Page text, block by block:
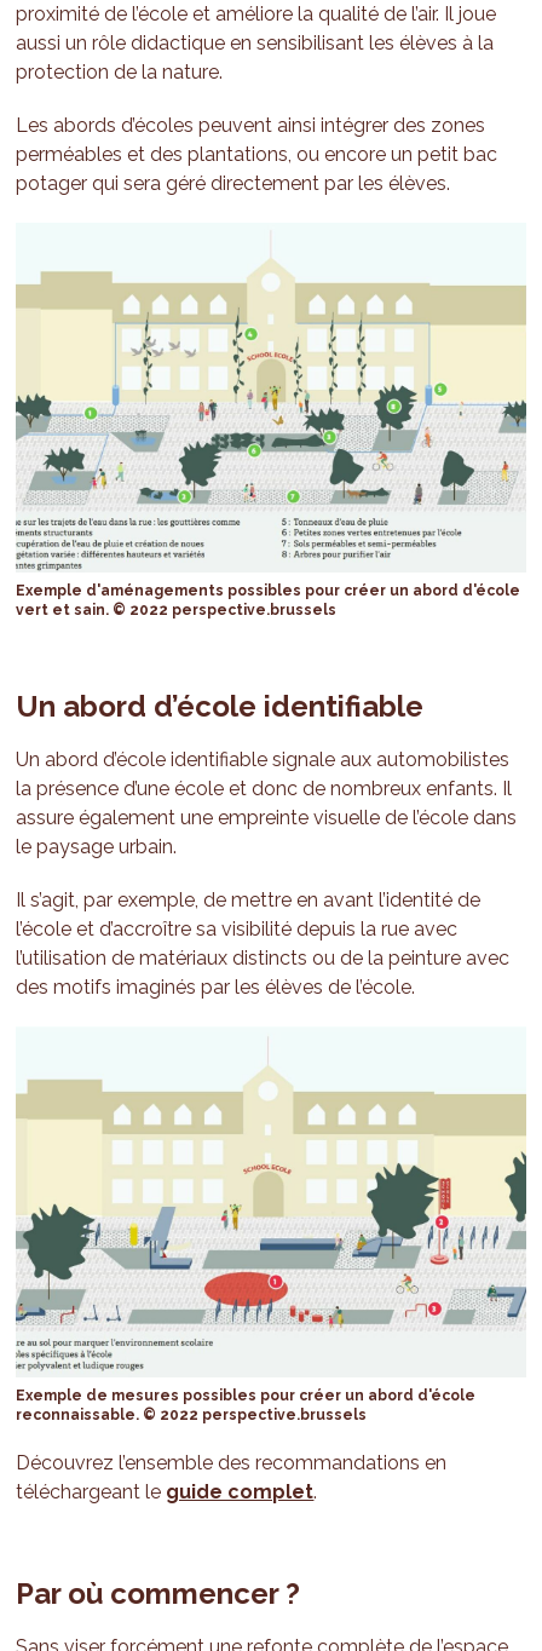
proximité de l’école et améliore la qualité de l’air. Il joue
aussi un rôle didactique en sensibilisant les élèves à la
protection de la nature.
Les abords d’écoles peuvent ainsi intégrer des zones
perméables et des plantations, ou encore un petit bac
potager qui sera géré directement par les élèves.
Exemple d'aménagements possibles pour créer un abord d'école
vert et sain. © 2022 perspective.brussels
Un abord d’école identifiable
Un abord d’école identifiable signale aux automobilistes
la présence d’une école et donc de nombreux enfants. Il
assure également une empreinte visuelle de l’école dans
le paysage urbain.
Il s’agit, par exemple, de mettre en avant l’identité de
l’école et d’accroître sa visibilité depuis la rue avec
l’utilisation de matériaux distincts ou de la peinture avec
des motifs imaginés par les élèves de l’école.
Exemple de mesures possibles pour créer un abord d'école
reconnaissable. © 2022 perspective.brussels
Découvrez l’ensemble des recommandations en
téléchargeant le guide complet.
Par où commencer ?
Sans viser forcément une refonte complète de l’espace